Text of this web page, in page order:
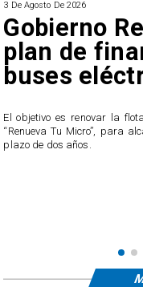
3 De Agosto De 2026
Gobierno
plan de
buses
El objetivo es renovar la
“Renueva Tu Micro”, para
plazo de dos años.